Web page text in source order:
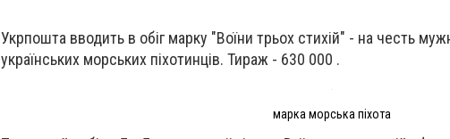
Укрпошта вводить в обіг марку "Воїни трьох стихій" - на честь
українських морських піхотинців. Тираж - 630 000 .
марка морська піхота